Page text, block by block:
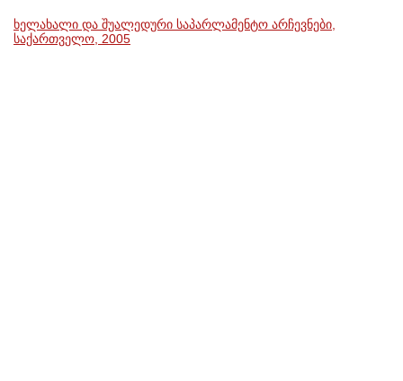
ხელახალი და შუალედური საპარლამენტო არჩევნები,
საქართველო, 2005